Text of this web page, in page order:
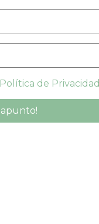
Política de Privacidad